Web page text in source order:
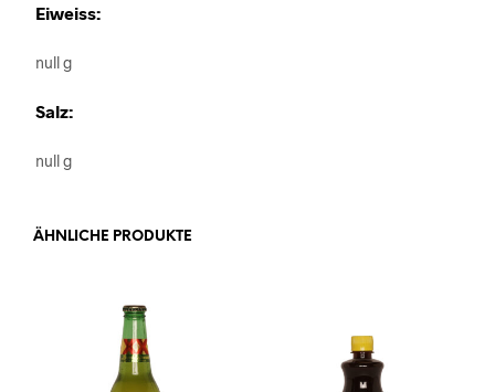
Eiweiss:
null g
Salz:
null g
ÄHNLICHE PRODUKTE